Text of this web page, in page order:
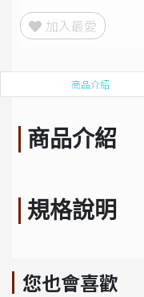
加入最愛
商品介紹
商品介紹
規格說明
您也會喜歡